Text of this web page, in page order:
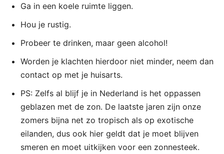
Ga in een koele ruimte liggen.
Hou je rustig.
Probeer te drinken, maar geen alcohol!
Worden je klachten hierdoor niet minder, neem dan
contact op met je huisarts.
PS: Zelfs al blijf je in Nederland is het oppassen
geblazen met de zon. De laatste jaren zijn onze
zomers bijna net zo tropisch als op exotische
eilanden, dus ook hier geldt dat je moet blijven
smeren en moet uitkijken voor een zonnesteek.